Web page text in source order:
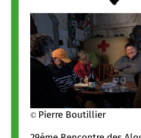
© Pierre Boutillier